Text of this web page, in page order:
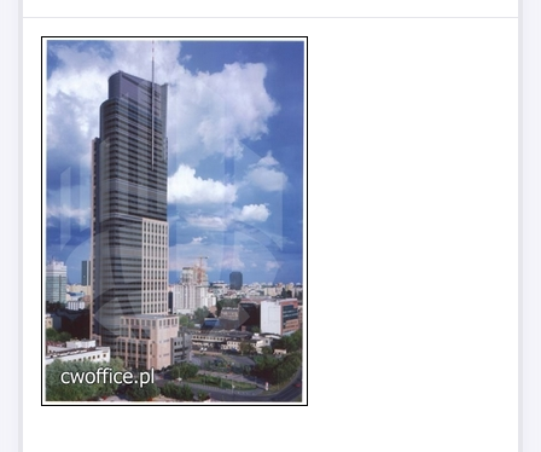
Dodaj stronę
Najnowsze
Kontakt